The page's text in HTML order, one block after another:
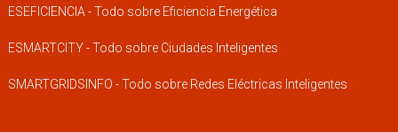
ESEFICIENCIA - Todo sobre Eficiencia Energética
ESMARTCITY - Todo sobre Ciudades Inteligentes
SMARTGRIDSINFO - Todo sobre Redes Eléctricas Inteligentes